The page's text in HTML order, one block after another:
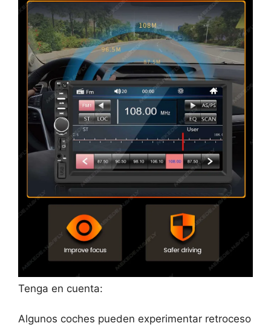
Tenga en cuenta:
Algunos coches pueden experimentar retroceso